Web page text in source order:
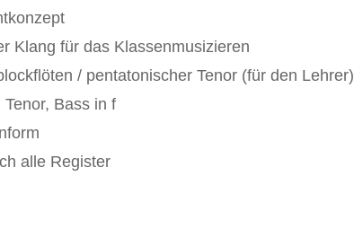
Klang für das Klassenmusizieren
/ pentatonischer Tenor (für den Lehrer)
Bass in f
alle Register